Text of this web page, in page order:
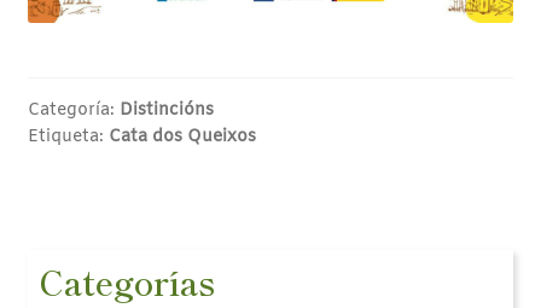
Categoría: Distincións
Etiqueta: Cata dos Queixos
Categorías